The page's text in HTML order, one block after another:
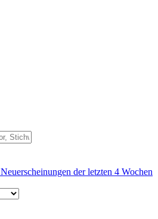
Neuerscheinungen der letzten 4 Wochen